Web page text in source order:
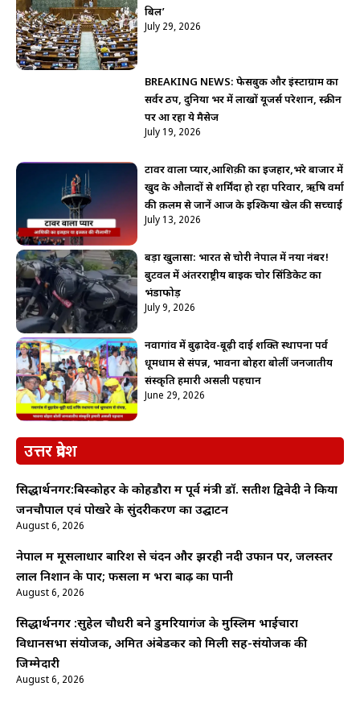
बिल’
July 29, 2026
BREAKING NEWS: फेसबुक और इंस्टाग्राम का
सर्वर ठप, दुनिया भर में लाखों यूजर्स परेशान, स्क्रीन
पर आ रहा ये मैसेज
July 19, 2026
टावर वाला प्यार,आशिक़ी का इजहार,भरे बाजार में
खुद के औलादों से शर्मिंदा हो रहा परिवार, ऋषि वर्मा
की क़लम से जानें आज के इश्किया खेल की सच्चाई
July 13, 2026
बड़ा खुलासा: भारत से चोरी नेपाल में नया नंबर!
बुटवल में अंतरराष्ट्रीय बाइक चोर सिंडिकेट का
भंडाफोड़
July 9, 2026
नवागांव में बुढ़ादेव-बूढ़ी दाई शक्ति स्थापना पर्व
धूमधाम से संपन्न, भावना बोहरा बोलीं जनजातीय
संस्कृति हमारी असली पहचान
June 29, 2026
उत्तर प्रदेश
सिद्धार्थनगर:बिस्कोहर के कोहडौरा में पूर्व मंत्री डॉ. सतीश द्विवेदी ने किया
जनचौपाल एवं पोखरे के सुंदरीकरण का उद्घाटन
August 6, 2026
नेपाल में मूसलाधार बारिश से चंदन और झरही नदी उफान पर, जलस्तर
लाल निशान के पार; फसलों में भरा बाढ़ का पानी
August 6, 2026
सिद्धार्थनगर :सुहेल चौधरी बने डुमरियागंज के मुस्लिम भाईचारा
विधानसभा संयोजक, अमित अंबेडकर को मिली सह-संयोजक की
जिम्मेदारी
August 6, 2026